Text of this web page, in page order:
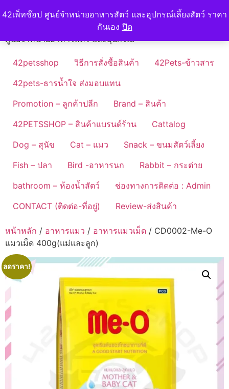
42เพ็ทช๊อป ศูนย์จำหน่ายอาหารสัตว์ และอุปกรณ์เลี้ยงสัตว์ ราคา
กันเอง ปิด
to42petshop
ศูนย์จำหน่ายอาหารสัตว์ และอุปกรณ์
42petsshop วิธีการสั่งซื้อสินค้า
42Pets-ข้าวสาร
42pets-ธารน้ำใจ ส่งมอบแทน
Promotion – ลูกค้าปลีก
Brand – สินค้า
42PETSSHOP – สินค้าแบรนด์ร้าน
Cattalog
Dog – สุนัข
Cat – แมว
Snack – ขนมสัตว์เลี้ยง
Fish – ปลา
Bird -อาหารนก
Rabbit – กระต่าย
bathroom – ห้องน้ำสัตว์
ช่องทางการติดต่อ : Admin
CONTACT (ติดต่อ-ที่อยู่)
Review-ส่งสินค้า
หน้าหลัก / อาหารแมว / อาหารแมวเม็ด / CD0002-Me-O
แมวเม็ด 400g(แม่และลูก)
ลดราคา!